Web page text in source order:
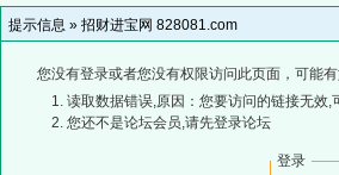
提示信息 » 招财进宝网 828081.com
您没有登录或者您没有权限访问此页面，可能
读取数据错误,原因：您要访问的链接无效
您还不是论坛会员,请先登录论坛
登录